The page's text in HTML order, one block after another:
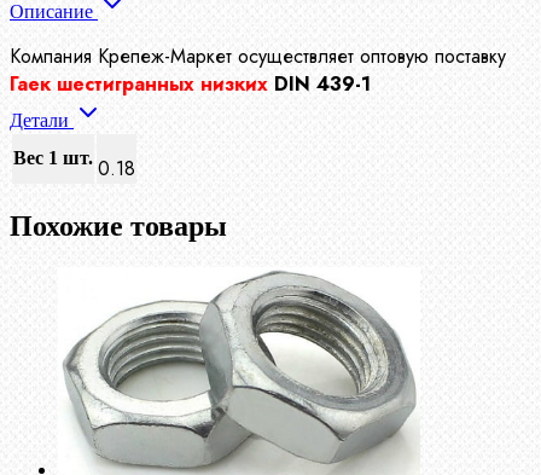
Описание
Компания Крепеж-Маркет осуществляет оптовую поставку
Гаек шестигранных низких DIN 439-1
Детали
Вес 1 шт. 0.18
Похожие товары